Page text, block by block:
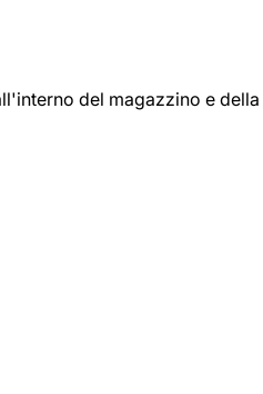
del magazzino e della